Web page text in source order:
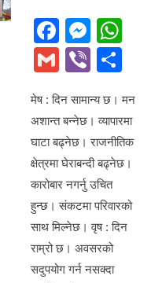
F
a
c
e
b
o
o
k
M
e
ss
e
n
g
er
s
A
p
G
ail
Vi
er ar
e
मेष : दिन सामान्य छ। मन
अशान्त बन्नेछ। व्यापारमा
घाटा बढ्नेछ। राजनीतिक
क्षेत्रमा घेराबन्दी बढ्नेछ।
कारोबार नगर्नु उचित
हुन्छ। संकटमा परिवारको
साथ मिल्नेछ। वृष : दिन
राम्रो छ। अवसरको
सदुपयोग गर्न नसक्दा